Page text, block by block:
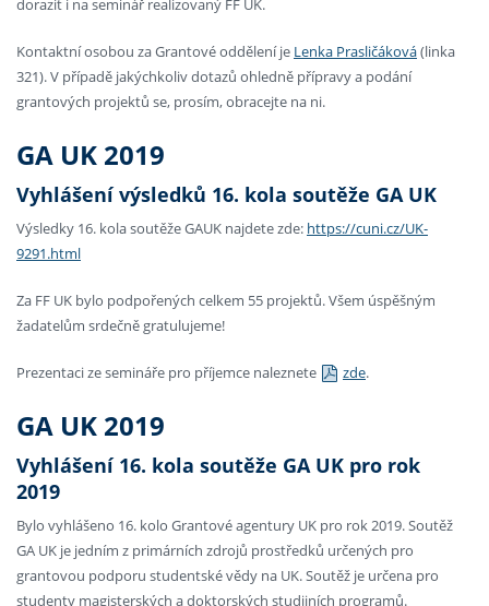
dorazit i na seminář realizovaný FF UK.
Kontaktní osobou za Grantové oddělení je Lenka Prasličáková(linka
321). V případě jakýchkoliv dotazů ohledně přípravy a podání
grantových projektů se, prosím, obracejte na ni.
GA UK 2019
Vyhlášení výsledků 16. kola soutěže GA UK
Výsledky 16. kola soutěže GAUK najdete zde: https://cuni.cz/UK-
9291.html
Za FF UK bylo podpořených celkem 55 projektů. Všem úspěšným
žadatelům srdečně gratulujeme!
Prezentaci ze semináře pro příjemce naleznete zde.
GA UK 2019
Vyhlášení 16. kola soutěže GA UK pro rok
2019
Bylo vyhlášeno 16. kolo Grantové agentury UK pro rok 2019. Soutěž
GA UK je jedním z primárních zdrojů prostředků určených pro
grantovou podporu studentské vědy na UK. Soutěž je určena pro
studenty magisterských a doktorských studijních programů.